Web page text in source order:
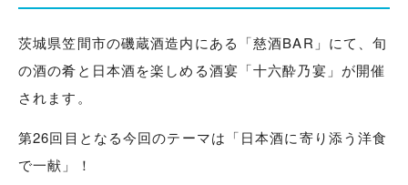
茨城県笠間市の磯蔵酒造内にある「慈酒BAR」にて、旬
の酒の肴と日本酒を楽しめる酒宴「十六酔乃宴」が開催
されます。
第26回目となる今回のテーマは「日本酒に寄り添う洋食
で一献」！